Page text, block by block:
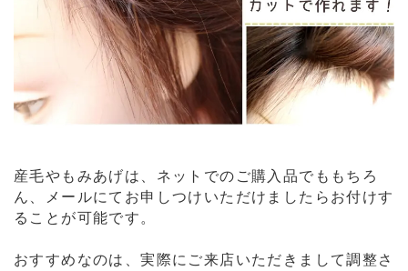
産毛やもみあげは、ネットでのご購入品でももちろ
ん、メールにてお申しつけいただけましたらお付けす
ることが可能です。
おすすめなのは、実際にご来店いただきまして調整さ